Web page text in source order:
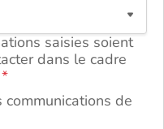
saisies soient
dans le cadre
communications de